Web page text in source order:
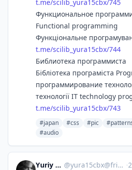
t.me/scilib_yura15cbx/745
Функциональное
Functional programming
Функціональне
t.me/scilib_yura15cbx/744
Библиотека программиста
Бібліотека програміста
программирование
технології IT technology
t.me/scilib_yura15cbx/743
#japan #css #pic
#audio
Yuriy Karetin @yura15cbx@friendica.world ·